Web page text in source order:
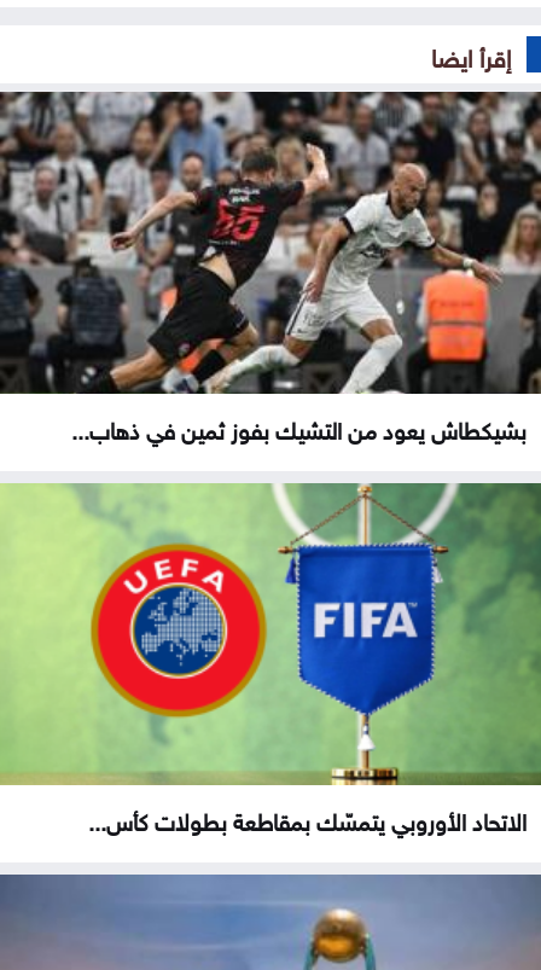
إقرأ ايضا
بشيكطاش يعود من التشيك بفوز ثمين في ذهاب...
الاتحاد الأوروبي يتمسّك بمقاطعة بطولات كأس...